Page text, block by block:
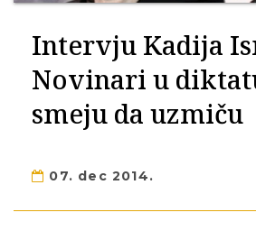
Intervju Kadija
Novinari u
smeju da uzmiču
07. dec 2014.